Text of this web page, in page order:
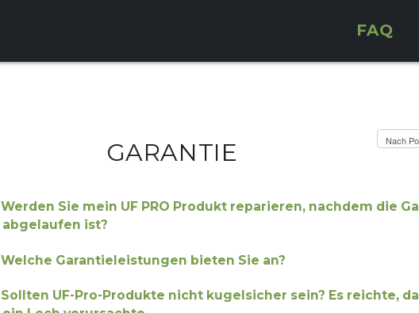
FAQ
GARANTIE
Werden Sie mein UF PRO Produkt reparieren, nachdem die
abgelaufen ist?
Welche Garantieleistungen bieten Sie an?
Sollten UF-Pro-Produkte nicht kugelsicher sein? Es reichte,